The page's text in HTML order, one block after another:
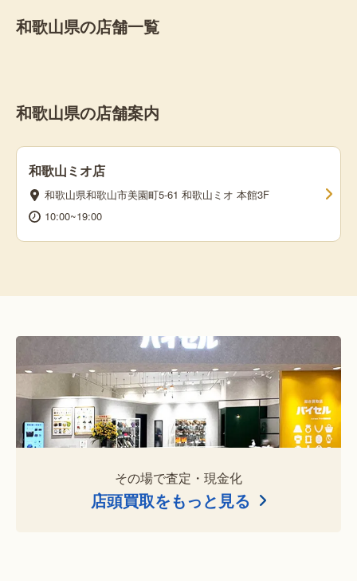
和歌山県の店舗一覧
和歌山県の店舗案内
和歌山ミオ店
和歌山県和歌山市美園町5-61 和歌山ミオ 本館3F
10:00~19:00
その場で査定・現金化
店頭買取をもっと見る